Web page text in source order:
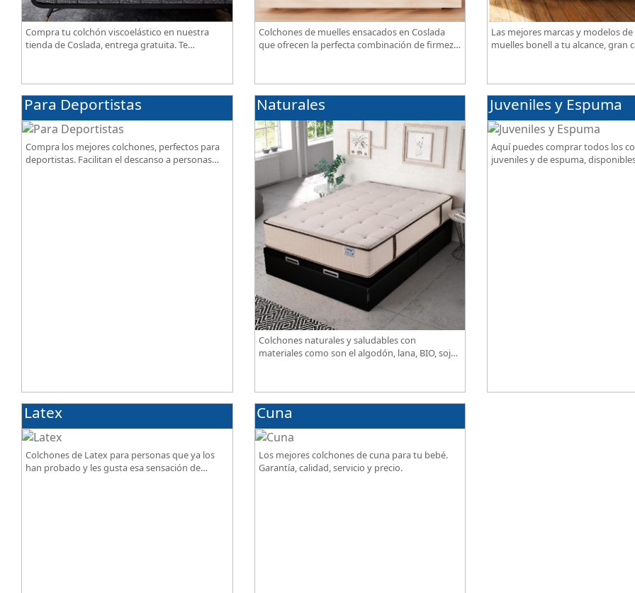
Compra tu colchón viscoelástico en nuestra
tienda de Coslada, entrega gratuita. Te
Colchones de muelles ensacados en Coslada
que ofrecen la perfecta combinación de firmeza,
Las mejores marcas y modelos
muelles bonell a tu alcance, gran
Para Deportistas
Compra los mejores colchones, perfectos para
deportistas. Facilitan el descanso a personas
Naturales
Colchones naturales y saludables con
materiales como son el algodón, lana, BIO, soja,
Juveniles y Espuma
Aquí puedes comprar todos los
juveniles y de espuma,
Latex
Colchones de Latex para personas que ya los
han probado y les gusta esa sensación de
Cuna
Los mejores colchones de cuna para tu bebé.
Garantía, calidad, servicio y precio.